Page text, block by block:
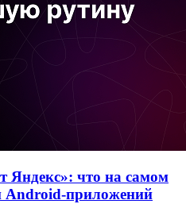
Яндекс»: что на самом
Android-приложений